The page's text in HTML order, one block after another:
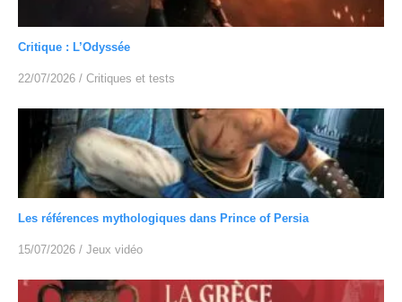
Critique : L’Odyssée
22/07/2026 / Critiques et tests
Les références mythologiques dans Prince of Persia
15/07/2026 / Jeux vidéo